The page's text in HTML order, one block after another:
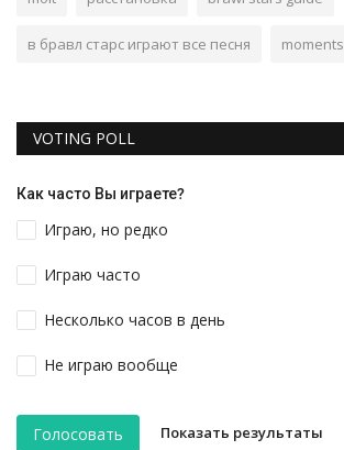
в бравл старс играют все песня moments
VOTING POLL
Как часто Вы играете?
Играю, но редко
Играю часто
Несколько часов в день
Не играю вообще
Голосовать Показать результаты